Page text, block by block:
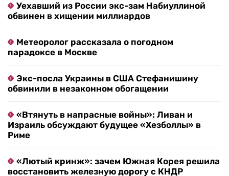
Уехавший из России экс-зам Набиуллиной
обвинен в хищении миллиардов
Метеоролог рассказала о погодном
парадоксе в Москве
Экс-посла Украины в США Стефанишину
обвинили в незаконном обогащении
«Втянуть в напрасные войны»: Ливан и
Израиль обсуждают будущее «Хезболлы» в
Риме
«Лютый кринж»: зачем Южная Корея решила
восстановить железную дорогу с КНДР